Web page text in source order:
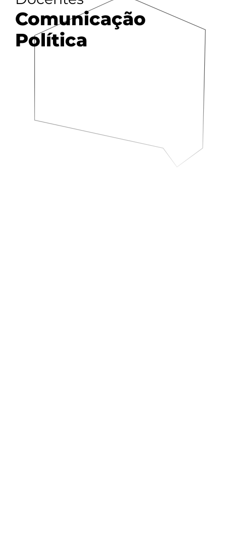
Comunicação
Política